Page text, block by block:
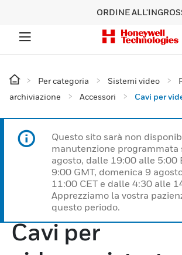
ORDINE
Per categoria Sistemi video
archiviazione
Accessori Cavi per
Questo sito sarà non
manutenzione programmata
agosto, dalle 19:00 alle 5:00
9:00 GMT, domenica 9
11:00 CET e dalle 4:30 alle
Apprezziamo la vostra
questo periodo.
Cavi per